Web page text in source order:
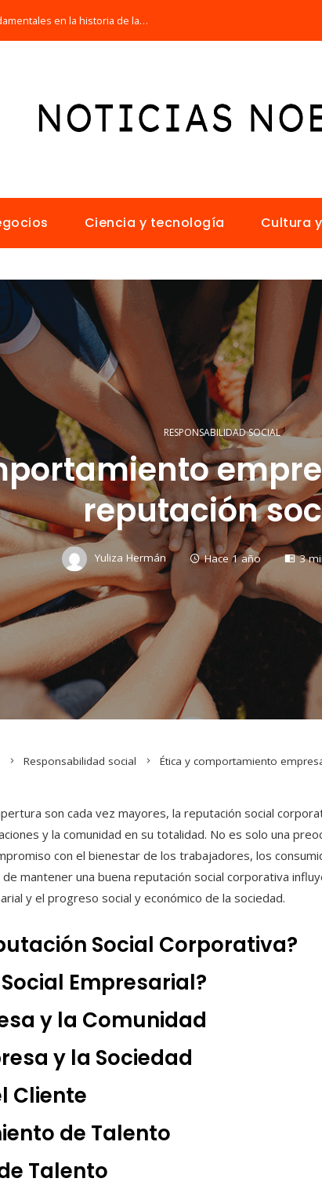
Las 15 misiones espaciales fundamentales en la historia de la humanidad
Ciencia y tecnología Cultura
RESPONSABILIDAD SOCIAL
reputación
Yuliza Hermán Hace 1 año 3
Responsabilidad social Ética y comportamiento
son cada vez mayores, la reputación social
y la comunidad en su totalidad. No es solo una
con el bienestar de los trabajadores, los
mantener una buena reputación social corporativa
y el progreso social y económico de la sociedad.
Social Corporativa?
Empresarial?
y la Comunidad
y la Sociedad
Cliente
de Talento
Talento